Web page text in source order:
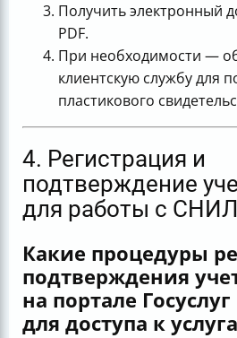
Получить электронный
PDF.
При необходимости —
клиентскую службу для
пластикового
4. Регистрация и
подтверждение
для работы с
Какие процедуры
подтверждения
на портале
для доступа к